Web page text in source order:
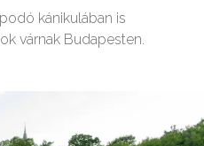
kánikulában is
várnak Budapesten.